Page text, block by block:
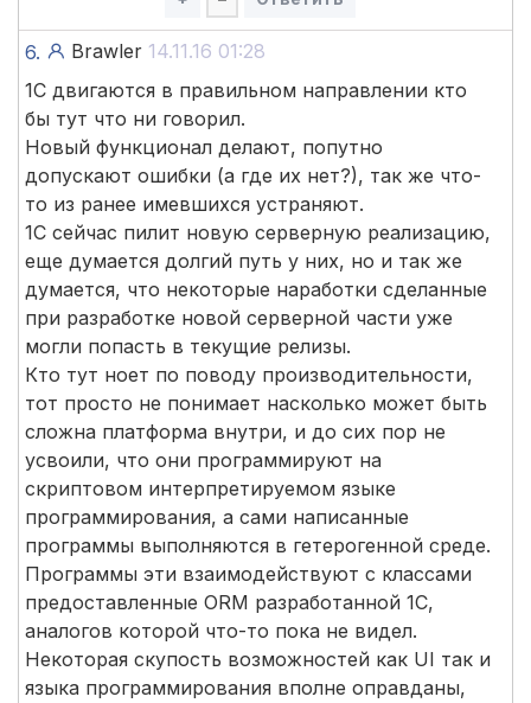
6. Brawler 14.11.16 01:28
1С двигаются в правильном направлении кто
бы тут что ни говорил.
Новый функционал делают, попутно
допускают ошибки (а где их нет?), так же что-
то из ранее имевшихся устраняют.
1С сейчас пилит новую серверную реализацию,
еще думается долгий путь у них, но и так же
думается, что некоторые наработки сделанные
при разработке новой серверной части уже
могли попасть в текущие релизы.
Кто тут ноет по поводу производительности,
тот просто не понимает насколько может быть
сложна платформа внутри, и до сих пор не
усвоили, что они программируют на
скриптовом интерпретируемом языке
программирования, а сами написанные
программы выполняются в гетерогенной среде.
Программы эти взаимодействуют с классами
предоставленные ORM разработанной 1С,
аналогов которой что-то пока не видел.
Некоторая скупость возможностей как UI так и
языка программирования вполне оправданы,